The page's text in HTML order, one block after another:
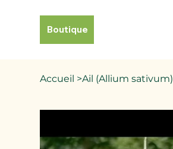
Boutique
Accueil >Ail (Allium sativum)